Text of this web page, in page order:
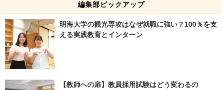
編集部ピックアップ
明海大学の観光専攻はなぜ就職に強い？100％を支
える実践教育とインターン
【教師への扉】教員採用試験はどう変わるの